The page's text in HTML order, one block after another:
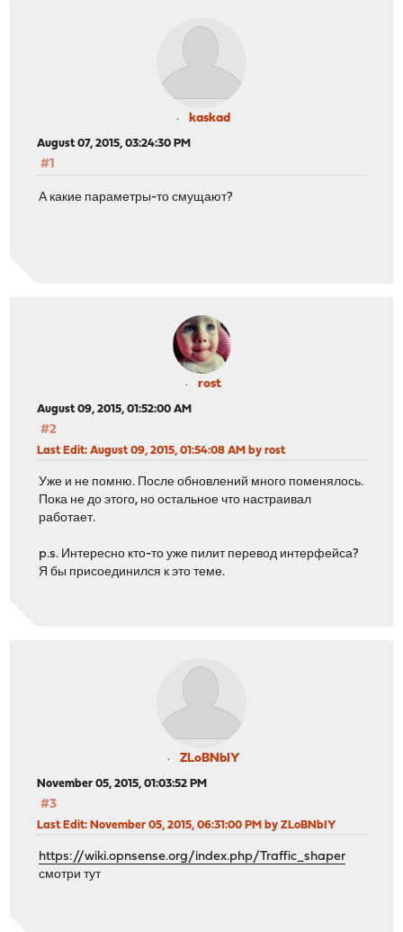
kaskad
August 07, 2015, 03:24:30 PM
#1
А какие параметры-то смущают?
rost
August 09, 2015, 01:52:00 AM
#2
Last Edit: August 09, 2015, 01:54:08 AM by rost
Уже и не помню. После обновлений много поменялось.
Пока не до этого, но остальное что настраивал
работает.
p.s. Интересно кто-то уже пилит перевод интерфейса?
Я бы присоединился к это теме.
ZLoBNbIY
November 05, 2015, 01:03:52 PM
#3
Last Edit: November 05, 2015, 06:31:00 PM by ZLoBNbIY
https://wiki.opnsense.org/index.php/Traffic_shaper
смотри тут